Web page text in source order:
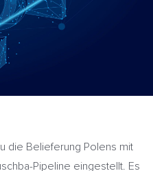
die Belieferung Polens mit
Pipeline eingestellt. Es